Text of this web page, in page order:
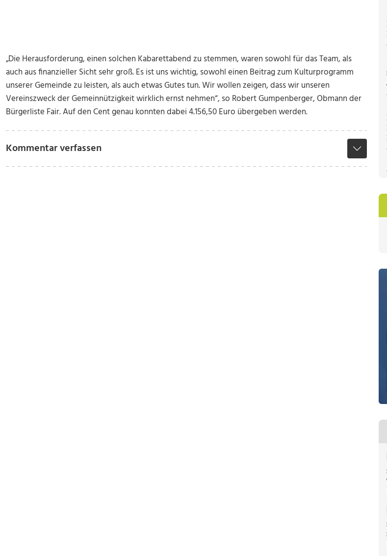
„Die Herausforderung, einen solchen Kabarettabend zu stemmen, waren sowohl für das Team, als
auch aus finanzieller Sicht sehr groß. Es ist uns wichtig, sowohl einen Beitrag zum Kulturprogramm
unserer Gemeinde zu leisten, als auch etwas Gutes tun. Wir wollen zeigen, dass wir unseren
Vereinszweck der Gemeinnützigkeit wirklich ernst nehmen“, so Robert Gumpenberger, Obmann der
Bürgerliste Fair. Auf den Cent genau konnten dabei 4.156,50 Euro übergeben werden.
Kommentar verfassen